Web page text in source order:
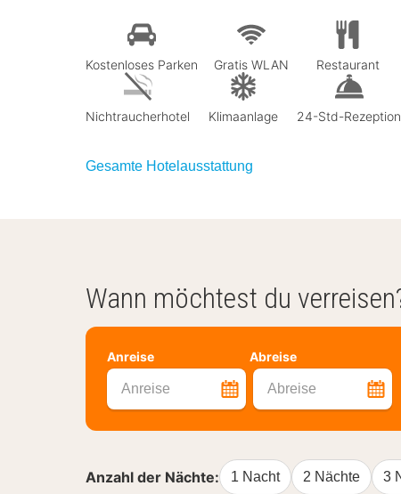
Kostenloses Parken Gratis WLAN Restaurant
Nichtraucherhotel Klimaanlage 24-Std-Rezeption
Gesamte Hotelausstattung
Wann möchtest du
Anreise Abreise
Anreise Abreise
Anzahl der Nächte: 1 Nacht 2 Nächte 3